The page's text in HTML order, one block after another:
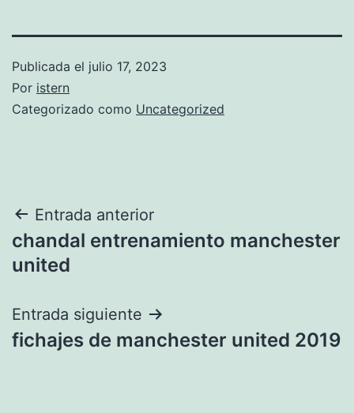
Publicada el julio 17, 2023
Por istern
Categorizado como Uncategorized
Navegación
de
Entrada anterior
chandal entrenamiento manchester
united
Entrada siguiente
fichajes de manchester united 2019